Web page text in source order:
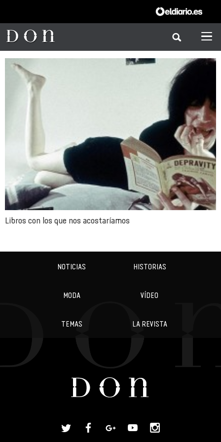
Libros con los que nos acostaríamos
NOTICIAS HISTORIAS
MODA VÍDEO
TEMAS LA REVISTA